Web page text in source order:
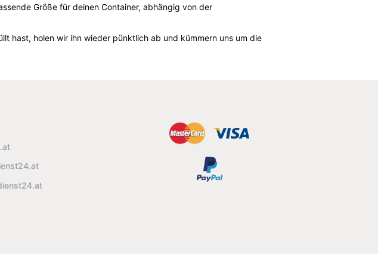
Größe für deinen Container, abhängig von der
hast, holen wir ihn wieder pünktlich ab und kümmern uns um die